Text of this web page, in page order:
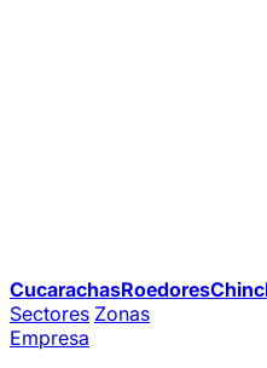
CucarachasRoedores
Sectores Zonas
Empresa